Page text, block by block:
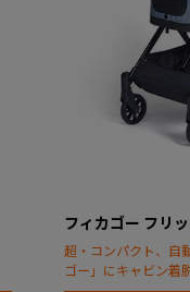
フィカゴー フリ
超・コンパクト、自
ゴー」にキャビン着